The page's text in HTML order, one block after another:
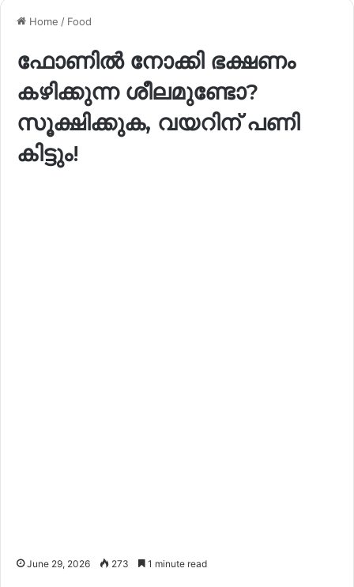
Home / Food
ഫോണിൽ നോക്കി ഭക്ഷണം
കഴിക്കുന്ന ശീലമുണ്ടോ?
സൂക്ഷിക്കുക, വയറിന് പണി
കിട്ടും!
June 29, 2026 273 1 minute read